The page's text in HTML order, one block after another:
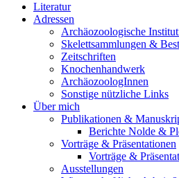
Literatur
Adressen
Archäozoologische
Skelettsammlungen &
Zeitschriften
Knochenhandwerk
ArchäozoologInnen
Sonstige nützliche Links
Über mich
Publikationen &
Berichte Nolde &
Vorträge & Präsentationen
Vorträge &
Ausstellungen